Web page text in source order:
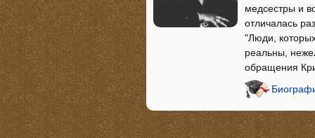
медсестры и
отличалась
"Люди,
реальны,
обращения